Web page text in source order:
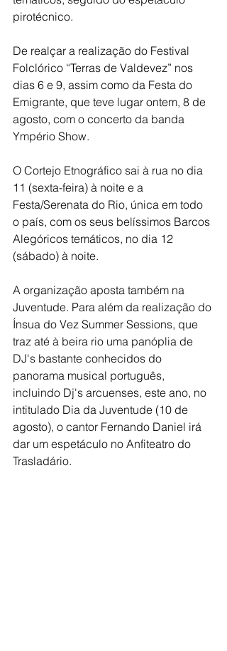
pirotécnico.
De realçar a realização do Festival
Folclórico “Terras de Valdevez” nos
dias 6 e 9, assim como da Festa do
Emigrante, que teve lugar ontem, 8 de
agosto, com o concerto da banda
Ympério Show.
O Cortejo Etnográfico sai à rua no dia
11 (sexta-feira) à noite e a
Festa/Serenata do Rio, única em todo
o país, com os seus belíssimos Barcos
Alegóricos temáticos, no dia 12
(sábado) à noite.
A organização aposta também na
Juventude. Para além da realização do
Ínsua do Vez Summer Sessions, que
traz até à beira rio uma panóplia de
DJ's bastante conhecidos do
panorama musical português,
incluindo Dj's arcuenses, este ano, no
intitulado Dia da Juventude (10 de
agosto), o cantor Fernando Daniel irá
dar um espetáculo no Anfiteatro do
Trasladário.